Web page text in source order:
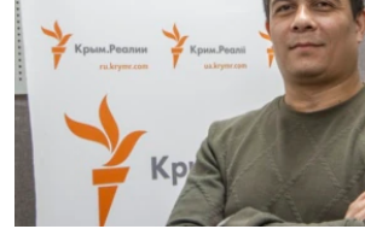
ДЕПОРТАЦІЯ
СВІДЧЕННЯ ОКУПАЦІЇ
УКРАЇНСЬКА ПРОБЛЕМА КРИМУ
ІНФОГРАФІКА
ЯК ОБІЙТИ БЛОКУВАННЯ
Русский
Qırımtatar
ДОЛУЧАЙСЯ!